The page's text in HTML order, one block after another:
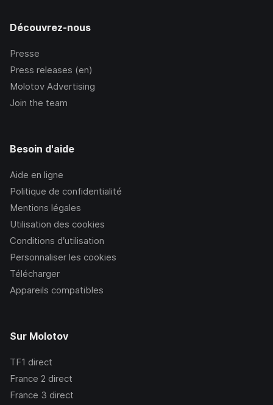
Découvrez-nous
Presse
Press releases (en)
Molotov Advertising
Join the team
Besoin d'aide
Aide en ligne
Politique de confidentialité
Mentions légales
Utilisation des cookies
Conditions d’utilisation
Personnaliser les cookies
Télécharger
Appareils compatibles
Sur Molotov
TF1 direct
France 2 direct
France 3 direct